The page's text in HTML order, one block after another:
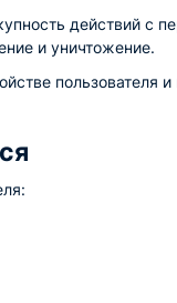
действий с
и уничтожение.
пользователя